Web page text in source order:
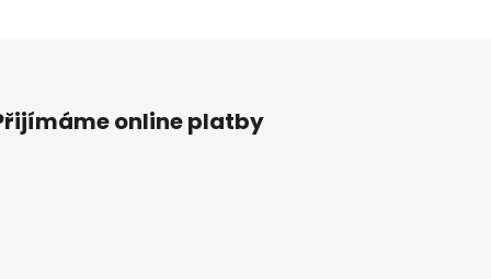
online platby